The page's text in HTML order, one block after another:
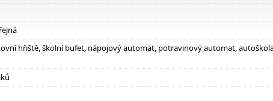
hřiště, školní bufet, nápojový automat, potravinový automat,